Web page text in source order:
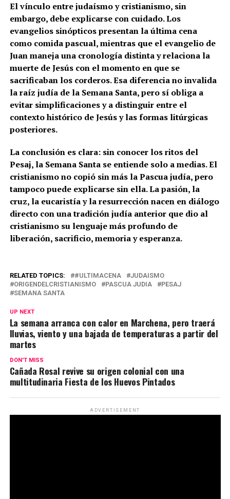
El vínculo entre judaísmo y cristianismo, sin
embargo, debe explicarse con cuidado. Los
evangelios sinópticos presentan la última cena
como comida pascual, mientras que el evangelio de
Juan maneja una cronología distinta y relaciona la
muerte de Jesús con el momento en que se
sacrificaban los corderos. Esa diferencia no invalida
la raíz judía de la Semana Santa, pero sí obliga a
evitar simplificaciones y a distinguir entre el
contexto histórico de Jesús y las formas litúrgicas
posteriores.
La conclusión es clara: sin conocer los ritos del
Pesaj, la Semana Santa se entiende solo a medias. El
cristianismo no copió sin más la Pascua judía, pero
tampoco puede explicarse sin ella. La pasión, la
cruz, la eucaristía y la resurrección nacen en diálogo
directo con una tradición judía anterior que dio al
cristianismo su lenguaje más profundo de
liberación, sacrificio, memoria y esperanza.
RELATED TOPICS: #ULTIMACENA
JUDAISMO
ORIGENDELCRISTIANISMO
PASCUA JUDIA
PESAJ
SEMANA SANTA
UP NEXT
La semana arranca con calor en Marchena, pero traerá
lluvias, viento y una bajada de temperaturas a partir del
martes
DON'T MISS
Cañada Rosal revive su origen colonial con una
multitudinaria Fiesta de los Huevos Pintados
ADVERTISEMENT